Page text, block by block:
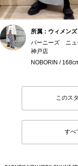
所属：ウィメンズ
バーニーズ ニュ
神戸店
NOBORIN /
このス
すべ